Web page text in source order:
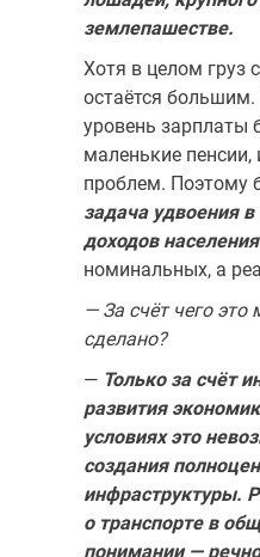
землепашестве.
Хотя в целом груз
остаётся большим.
уровень зарплаты
маленькие пенсии,
проблем. Поэтому
задача удвоения
доходов
номинальных, а
— За счёт чего
сделано?
— Только за счёт
развития
условиях это
создания
инфраструктуры.
о транспорте в
понимании —